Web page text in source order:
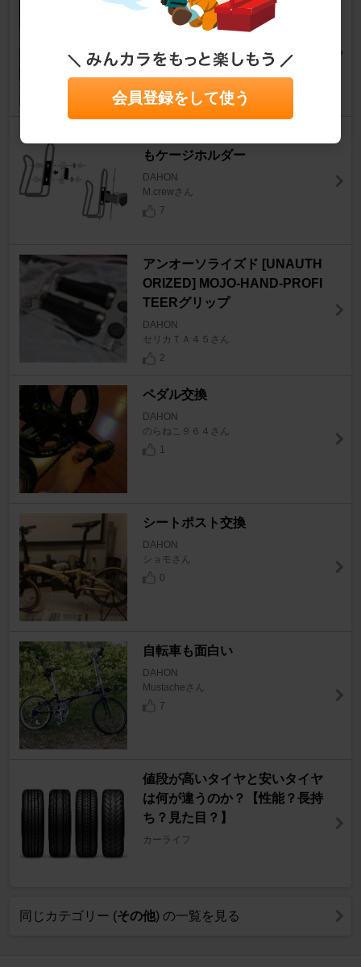
enkeeo サイクルコンピュータ
DAHON
セリカＴＡ４５さん
もケージホルダー
DAHON
M.crewさん
7
アンオーソライズド [UNAUTH
ORIZED] MOJO-HAND-PROFI
TEERグリップ
DAHON
セリカＴＡ４５さん
2
ペダル交換
DAHON
のらねこ９６４さん
1
シートポスト交換
DAHON
ショモさん
0
自転車も面白い
DAHON
Mustacheさん
7
値段が高いタイヤと安いタイヤ
は何が違うのか？【性能？長持
ち？見た目？】
カーライフ
同じカテゴリー (その他) の一覧を見る
会員登録をして使う